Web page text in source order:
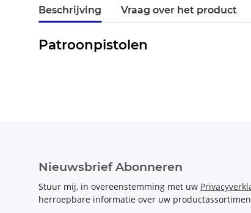
Beschrijving Vraag over het product
Patroonpistolen
Nieuwsbrief Abonneren
Stuur mij, in overeenstemming met uw
herroepbare informatie over uw